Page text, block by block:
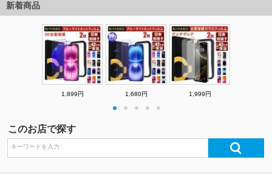
新着商品
1,899円 1,680円 1,999円
このお店で探す